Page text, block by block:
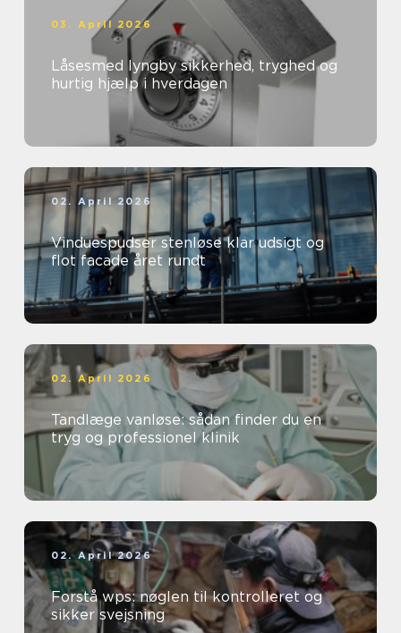
03. April 2026
Låsesmed lyngby sikkerhed, tryghed og
hurtig hjælp i hverdagen
02. April 2026
Vinduespudser stenløse klar udsigt og
flot facade året rundt
02. April 2026
Tandlæge vanløse: sådan finder du en
tryg og professionel klinik
02. April 2026
Forstå wps: nøglen til kontrolleret og
sikker svejsning